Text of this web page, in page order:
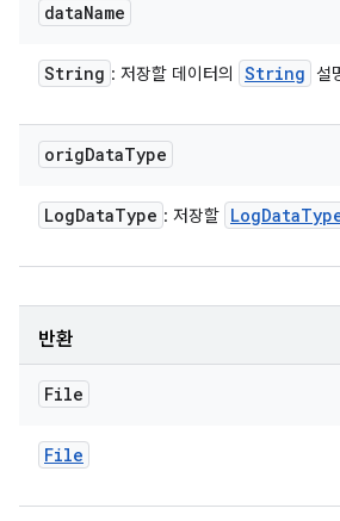
dataName
String : 저장할 데이터의 String 설
origDataType
LogDataType : 저장할 LogData
반환
File
File